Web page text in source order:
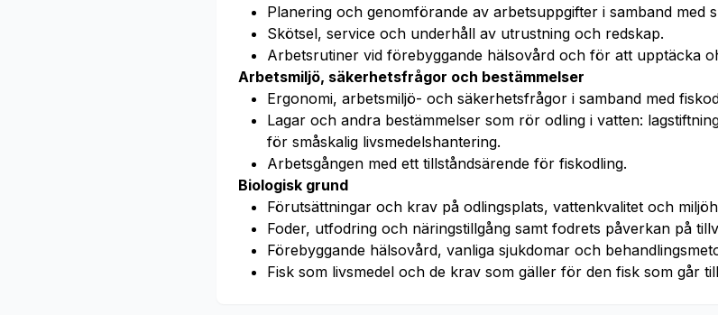
Planering och genomförande av arbetsuppgifter i samband med
Skötsel, service och underhåll av utrustning och redskap.
Arbetsrutiner vid förebyggande hälsovård och för att upptäcka
Arbetsmiljö, säkerhetsfrågor och bestämmelser
Ergonomi, arbetsmiljö- och säkerhetsfrågor i samband med
Lagar och andra bestämmelser som rör odling i vatten:
för småskalig livsmedelshantering.
Arbetsgången med ett tillståndsärende för fiskodling.
Biologisk grund
Förutsättningar och krav på odlingsplats, vattenkvalitet och
Foder, utfodring och näringstillgång samt fodrets påverkan på
Förebyggande hälsovård, vanliga sjukdomar och
Fisk som livsmedel och de krav som gäller för den fisk som går